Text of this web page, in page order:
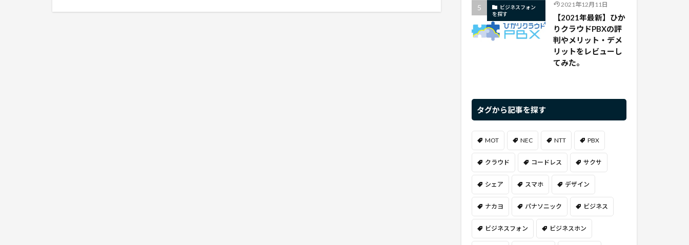
ビジネスフォン
を探す
2021年12月11日
【2021年最新】ひか
りクラウドPBXの評
判やメリット・デメ
リットをレビューし
てみた。
タグから記事を探す
MOT NEC NTT PBX
クラウド コードレス サクサ
シェア スマホ デザイン
ナカヨ パナソニック ビジネス
ビジネスフォン ビジネスホン